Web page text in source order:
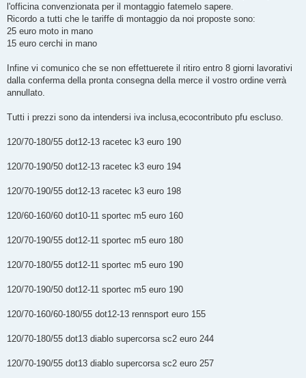
l'officina convenzionata per il montaggio fatemelo sapere.
Ricordo a tutti che le tariffe di montaggio da noi proposte sono:
25 euro moto in mano
15 euro cerchi in mano
Infine vi comunico che se non effettuerete il ritiro entro 8 giorni lavorativi
dalla conferma della pronta consegna della merce il vostro ordine verrà
annullato.
Tutti i prezzi sono da intendersi iva inclusa,ecocontributo pfu escluso.
120/70-180/55 dot12-13 racetec k3 euro 190
120/70-190/50 dot12-13 racetec k3 euro 194
120/70-190/55 dot12-13 racetec k3 euro 198
120/60-160/60 dot10-11 sportec m5 euro 160
120/70-190/55 dot12-11 sportec m5 euro 180
120/70-180/55 dot12-11 sportec m5 euro 190
120/70-190/50 dot12-11 sportec m5 euro 190
120/70-160/60-180/55 dot12-13 rennsport euro 155
120/70-180/55 dot13 diablo supercorsa sc2 euro 244
120/70-190/55 dot13 diablo supercorsa sc2 euro 257